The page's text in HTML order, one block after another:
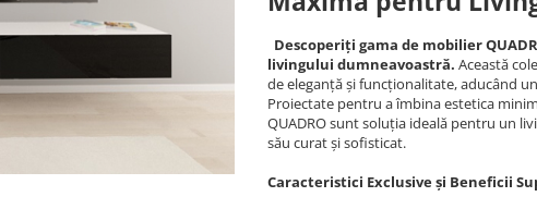
Descoperiți gama de mobilier
livingului dumneavoastră. Această
de eleganță și funcționalitate, aducând
Proiectate pentru a îmbina estetica
QUADRO sunt soluția ideală pentru un
său curat și sofisticat.
Caracteristici Exclusive și Beneficii